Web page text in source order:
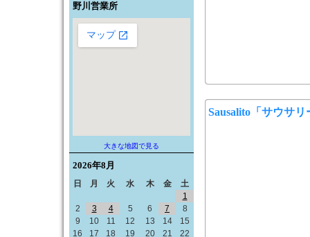
野川営業所
大きな地図で見る
2026年8月
日 月 火 水 木 金 土
1
2
3 4 5 6 7
8
9
10 11 12 13 14
15
16
17 18 19 20 21
22
Sausalito「サウサリ